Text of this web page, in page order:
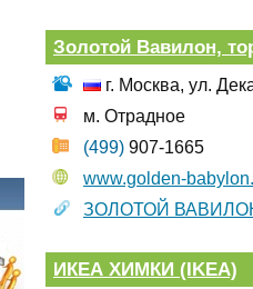
Золотой Вавилон,
г. Москва, ул.
м. Отрадное
(499) 907-1665
www.golden-
ЗОЛОТОЙ
ИКЕА ХИМКИ (IKEA)